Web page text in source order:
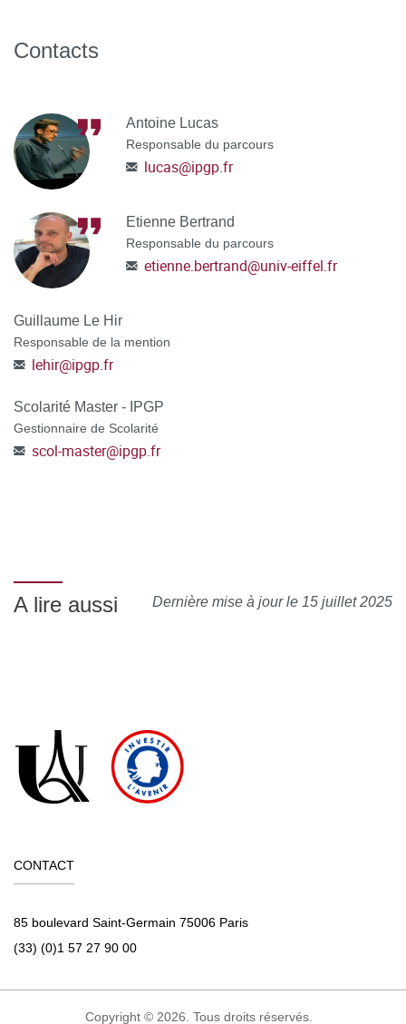
Contacts
Antoine Lucas
Responsable du parcours
lucas@ipgp.fr
Etienne Bertrand
Responsable du parcours
etienne.bertrand@univ-eiffel.fr
Guillaume Le Hir
Responsable de la mention
lehir@ipgp.fr
Scolarité Master - IPGP
Gestionnaire de Scolarité
scol-master@ipgp.fr
Dernière mise à jour le 15 juillet 2025
A lire aussi
CONTACT
85 boulevard Saint-Germain 75006 Paris
(33) (0)1 57 27 90 00
Copyright © 2026. Tous droits réservés.